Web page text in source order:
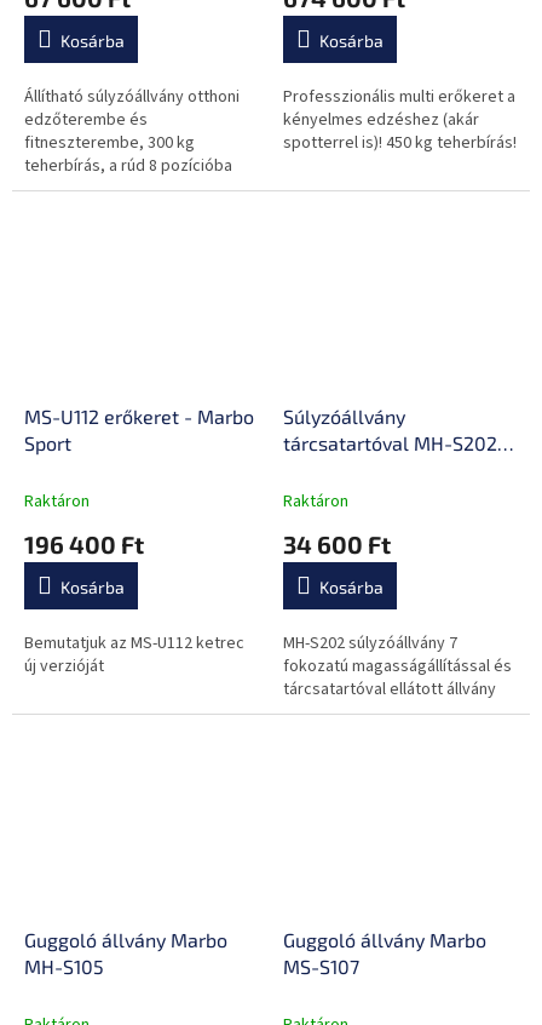
Kosárba
Állítható súlyzóállvány otthoni
edzőterembe és
fitneszterembe, 300 kg
teherbírás, a rúd 8 pozícióba
rakható le.
Kosárba
Professzionális multi erőkeret a
kényelmes edzéshez (akár
spotterrel is)! 450 kg teherbírás!
MS-U112 erőkeret - Marbo
Sport
Raktáron
196 400 Ft
Kosárba
Bemutatjuk az MS-U112 ketrec
új verzióját
Súlyzóállvány
tárcsatartóval MH-S202 -
Raktáron
34 600 Ft
Kosárba
MH-S202 súlyzóállvány 7
fokozatú magasságállítással és
tárcsatartóval ellátott állvány
Guggoló állvány Marbo
MH-S105
Guggoló állvány Marbo
MS-S107